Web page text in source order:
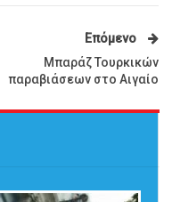
Επόμενο
Μπαράζ Τουρκικών
παραβιάσεων στο Αιγαίο